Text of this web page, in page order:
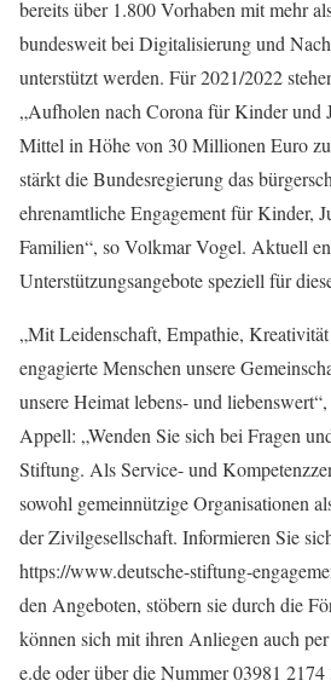
bereits über 1.800 Vorhaben mit mehr
bundesweit bei Digitalisierung und
unterstützt werden. Für 2021/2022
„Aufholen nach Corona für Kinder und
Mittel in Höhe von 30 Millionen Euro
stärkt die Bundesregierung das
ehrenamtliche Engagement für Kinder,
Familien“, so Volkmar Vogel. Aktuell
Unterstützungsangebote speziell für
„Mit Leidenschaft, Empathie,
engagierte Menschen unsere
unsere Heimat lebens- und
Appell: „Wenden Sie sich bei Fragen
Stiftung. Als Service- und
sowohl gemeinnützige Organisationen
der Zivilgesellschaft. Informieren Sie
https://www.deutsche-stiftung-
den Angeboten, stöbern sie durch die
können sich mit ihren Anliegen auch
e.de oder über die Nummer 03981